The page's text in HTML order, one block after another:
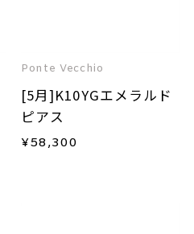
Ponte Vecchio
[5月]K10YGエメラルド
ピアス
¥58,300